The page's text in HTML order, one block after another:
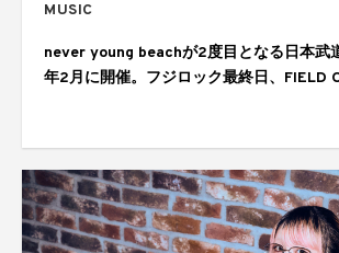
MUSIC
never young beachが2度目となる日本武
年2月に開催。フジロック最終日、FIELD